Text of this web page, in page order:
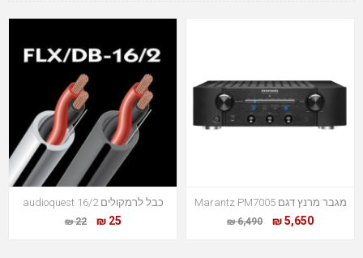
מגבר מרנץ דגם Marantz PM7005
5,650 ₪
6,490 ₪
כבל לרמקולים audioquest 16/2
25 ₪
22 ₪